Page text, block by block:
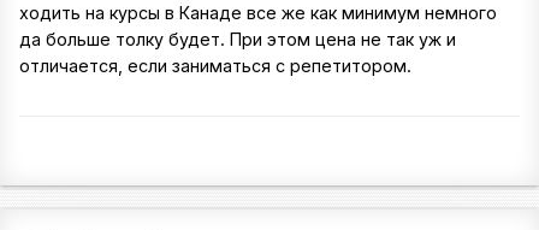
ходить на курсы в Канаде все же как минимум немного
да больше толку будет. При этом цена не так уж и
отличается, если заниматься с репетитором.